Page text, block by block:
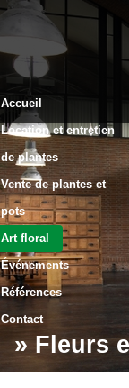
Accueil
Location et entretien
de plantes
Vente de plantes et
pots
Art floral
Événements
Références
Contact
» Fleurs